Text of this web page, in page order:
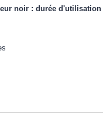
noir : durée d'utilisation